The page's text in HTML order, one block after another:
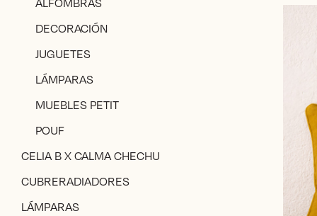
DECORACIÓN
JUGUETES
LÁMPARAS
MUEBLES PETIT
POUF
CELIA B X CALMA CHECHU
CUBRERADIADORES
LÁMPARAS